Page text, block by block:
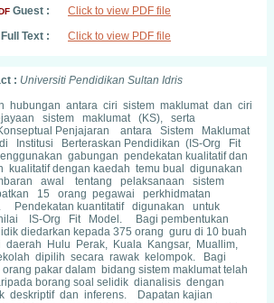
Guest : Click to view PDF file
Full Text : Click to view PDF file
: Universiti Pendidikan Sultan Idris
hubungan antara ciri sistem maklumat dan ciri
sistem maklumat (KS), serta
Penjajaran antara Sistem Maklumat
Institusi Berteraskan Pendidikan (IS-Org Fit
gabungan pendekatan kualitatif dan
kualitatif dengan kaedah temu bual digunakan
awal tentang pelaksanaan sistem
15 orang pegawai perkhidmatan
kuantitatif digunakan untuk
IS-Org Fit Model. Bagi pembentukan
diedarkan kepada 375 orang guru di 10 buah
Hulu Perak, Kuala Kangsar, Muallim,
dipilih secara rawak kelompok. Bagi
pakar dalam bidang sistem maklumat telah
borang soal selidik dianalisis dengan
deskriptif dan inferens. Dapatan kajian